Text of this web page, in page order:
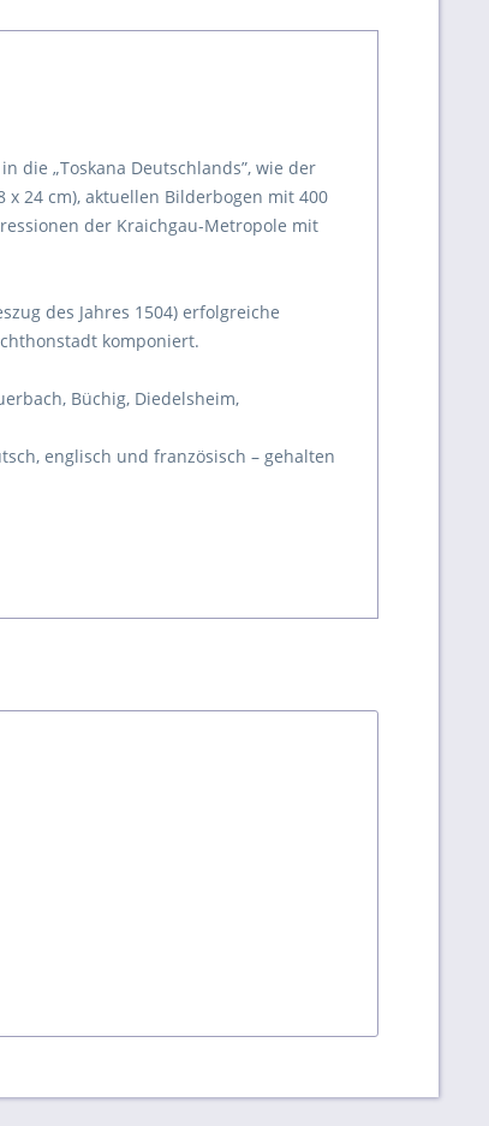
die „Toskana Deutschlands”, wie der
24 cm), aktuellen Bilderbogen mit 400
der Kraichgau-Metropole mit
des Jahres 1504) erfolgreiche
komponiert.
Büchig, Diedelsheim,
englisch und französisch – gehalten